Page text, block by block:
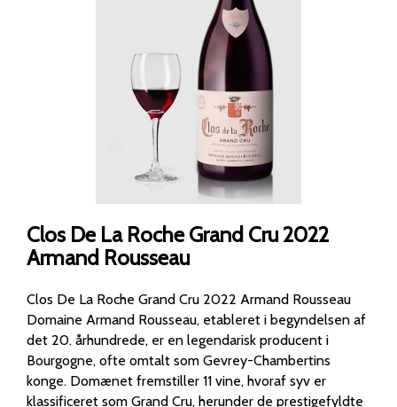
Clos De La Roche Grand Cru 2022
Armand Rousseau
Clos De La Roche Grand Cru 2022 Armand Rousseau
Domaine Armand Rousseau, etableret i begyndelsen af
det 20. århundrede, er en legendarisk producent i
Bourgogne, ofte omtalt som Gevrey-Chambertins
konge. Domænet fremstiller 11 vine, hvoraf syv er
klassificeret som Grand Cru, herunder de prestigefyldte